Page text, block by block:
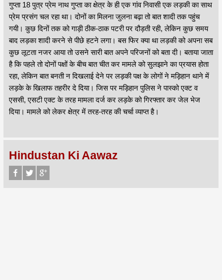
गुप्ता 18 पुत्र प्रेम नाथ गुप्ता का क्षेत्र के ही एक गांव निवासी एक लड़की का साथ
प्रेम प्रसंग चल रहा था। दोनों का मिलना जुलना बढ़ा तो बात शादी तक पहुंच
गयी। कुछ दिनों तक को गाड़ी ठीक-ठाक पटरी पर दौड़ती रही, लेकिन कुछ समय
बाद लड़का शादी करने से पीछे हटने लगा। बस फिर क्या था लड़की को अपना सब
कुछ लूटता नजर आया तो उसने सारी बात अपने परिजनों को बता दी। बताया जाता
है कि पहले तो दोनों पक्षों के बीच बात चीत कर मामले को सुलझाने का प्रयास होता
रहा, लेकिन बात बनती न दिखलाई देने पर लड़की पक्ष के लोगों ने मड़िहान थाने में
लड़के के खिलाफ तहरीर दे दिया। जिस पर मड़िहान पुलिस ने पास्को एक्ट व
एससी, एसटी एक्ट के तरह मामला दर्ज कर लड़के को गिरफ्तार कर जेल भेज
दिया। मामले को लेकर क्षेत्र में तरह-तरह की चर्चा व्याप्त है।
Hindustan Ki Aawaz